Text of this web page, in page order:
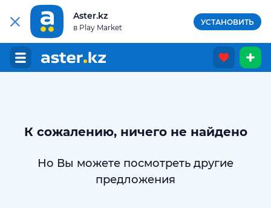
Aster.kz
в Play Market
УСТАНОВИТЬ
К сожалению, ничего не найдено
Но Вы можете посмотреть другие
предложения